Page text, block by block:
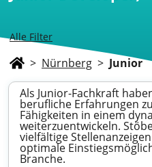
Alle Filter
> Nürnberg > Junior
Als Junior-Fachkraft
berufliche Erfahrungen
Fähigkeiten in einem
weiterzuentwickeln.
vielfältige
optimale
Branche.